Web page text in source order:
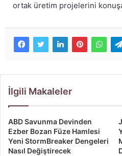
ortak üretim projelerini
İlgili Makaleler
ABD Savunma Devinden
Ezber Bozan Füze Hamlesi
Yeni StormBreaker Dengeleri
Nasıl Değiştirecek